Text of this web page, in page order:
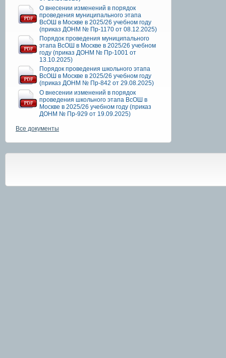
О внесении изменений в порядок
проведения муниципального этапа
ВсОШ в Москве в 2025/26 учебном году
(приказ ДОНМ № Пр-1170 от 08.12.2025)
Порядок проведения муниципального
этапа ВсОШ в Москве в 2025/26 учебном
году (приказ ДОНМ № Пр-1001 от
13.10.2025)
Порядок проведения школьного этапа
ВсОШ в Москве в 2025/26 учебном году
(приказ ДОНМ № Пр-842 от 29.08.2025)
О внесении изменений в порядок
проведения школьного этапа ВсОШ в
Москве в 2025/26 учебном году (приказ
ДОНМ № Пр-929 от 19.09.2025)
Все документы